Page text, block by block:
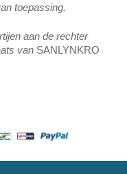
toepassing.
aan de rechter
van SANLYNKRO